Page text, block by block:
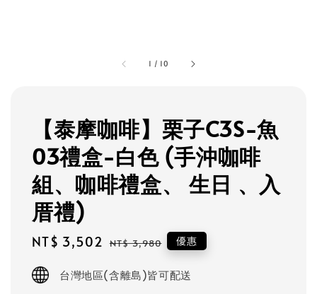
1 / 10
【泰摩咖啡】栗子C3S-魚
03禮盒-白色 (手沖咖啡
組、咖啡禮盒、 生日 、入
厝禮)
Sale
NT$ 3,502 Regular
NT$ 3,980 優惠
台灣地區(含離島)皆可配送